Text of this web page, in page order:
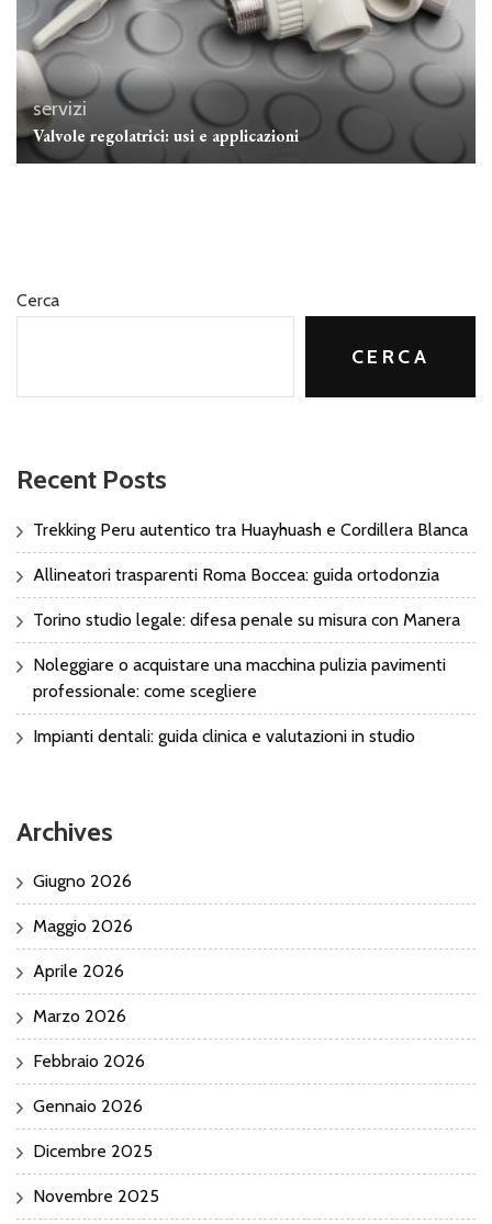
servizi
Valvole regolatrici: usi e applicazioni
Cerca
CERCA
Recent Posts
Trekking Peru autentico tra Huayhuash e Cordillera Blanca
Allineatori trasparenti Roma Boccea: guida ortodonzia
Torino studio legale: difesa penale su misura con Manera
Noleggiare o acquistare una macchina pulizia pavimenti
professionale: come scegliere
Impianti dentali: guida clinica e valutazioni in studio
Archives
Giugno 2026
Maggio 2026
Aprile 2026
Marzo 2026
Febbraio 2026
Gennaio 2026
Dicembre 2025
Novembre 2025